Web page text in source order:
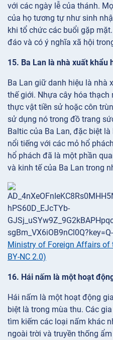
với các ngày lễ của thánh.
của họ tương tự như sinh
khi tổ chức các buổi gặp
đáo và có ý nghĩa xã hội
15. Ba Lan là nhà xuất khẩu
Ba Lan giữ danh hiệu là nhà
thế giới. Nhựa cây hóa thạch
thực vật tiền sử hoặc côn
sử dụng nó trong đồ trang
Baltic của Ba Lan, đặc biệt
nổi tiếng với các mỏ hổ
hổ phách đã là một phần
và kinh tế của Ba Lan trong
Ministry of Foreign Affairs of
BY-NC 2.0)
16. Hái nấm là một hoạt
Hái nấm là một hoạt động
biệt là trong mùa thu. Các
tìm kiếm các loại nấm khác
ngoài trời và truyền thống